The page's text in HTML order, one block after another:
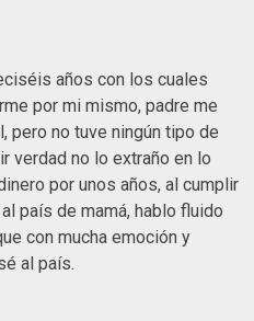
años con los cuales
por mi mismo, padre me
pero no tuve ningún tipo de
verdad no lo extraño en lo
por unos años, al cumplir
país de mamá, hablo fluido
con mucha emoción y
al país.